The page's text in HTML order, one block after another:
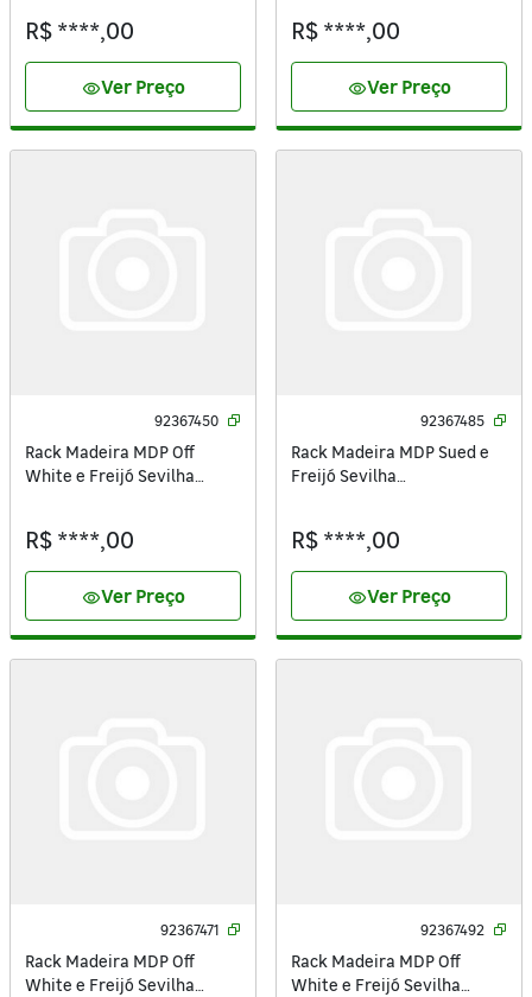
R$ ****,00
visibilityVer Preço
R$ ****,00
visibilityVer Preço
92367450
Rack Madeira MDP Off
White e Freijó Sevilha
R$ ****,00
visibilityVer Preço
92367485
Rack Madeira MDP Sued e
Freijó Sevilha
R$ ****,00
visibilityVer Preço
92367471
Rack Madeira MDP Off
White e Freijó Sevilha
92367492
Rack Madeira MDP Off
White e Freijó Sevilha